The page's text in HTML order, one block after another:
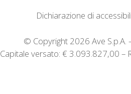
Dichiarazione di
© Copyright 2026 Ave S.p.A.
Capitale versato: € 3.093.827,00 –